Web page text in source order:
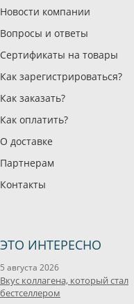
Новости компании
Вопросы и ответы
Сертификаты на товары
Как зарегистрироваться?
Как заказать?
Как оплатить?
О доставке
Партнерам
Контакты
ЭТО ИНТЕРЕСНО
5 августа 2026
Вкус коллагена, который стал
бестселлером